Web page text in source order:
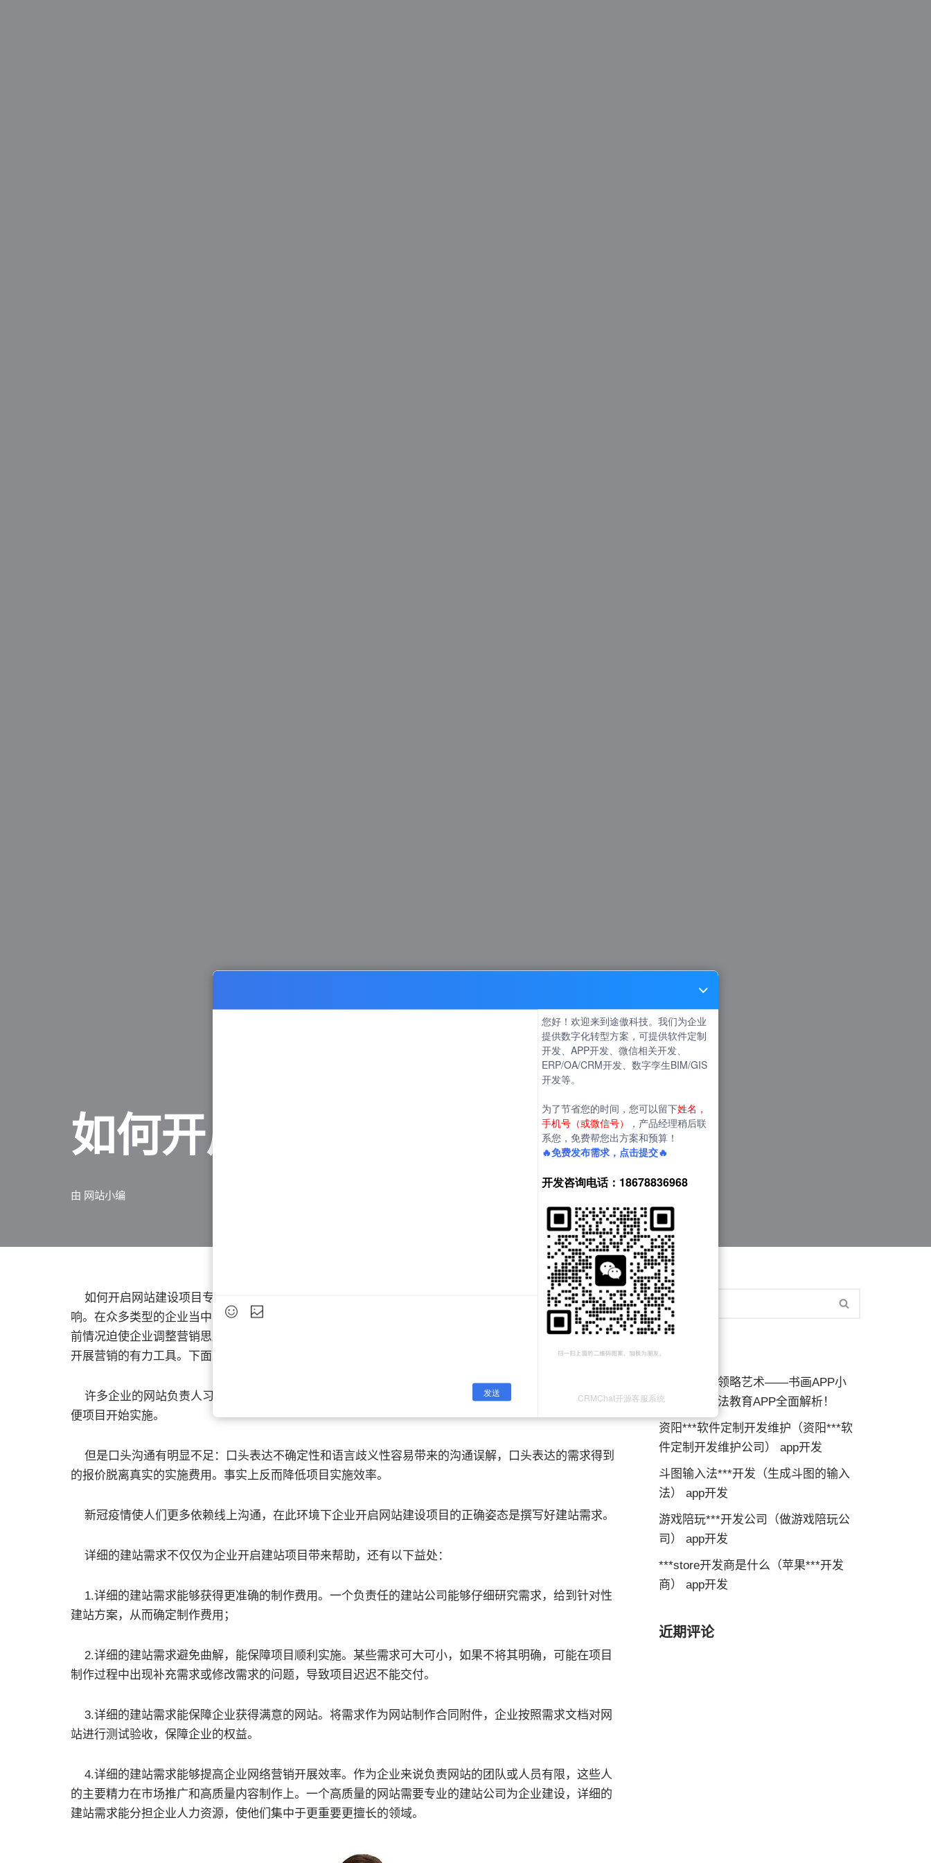
如何开启网站建设项目
由 网站小编
如何开启网站建设项目专业技术团队小编介绍说：新冠疫情无疑对2020年中国企业发展有着很大的影
响。在众多类型的企业当中，以销售人员面销、会销为主要营销方式的ToB企业无疑会最先遭到冲击。当
前情况迫使企业调整营销思路，尽快发展线上精准营销。营销型企业网站是开展数字营销的起点，是企业
开展营销的有力工具。下面来为大家介绍一下：
许多企业的网站负责人习惯了面对面沟通建站项目，认为口头的磋商更能够帮助自己明确建站需求，方
便项目开始实施。
但是口头沟通有明显不足：口头表达不确定性和语言歧义性容易带来的沟通误解，口头表达的需求得到
的报价脱离真实的实施费用。事实上反而降低项目实施效率。
新冠疫情使人们更多依赖线上沟通，在此环境下企业开启网站建设项目的正确姿态是撰写好建站需求。
详细的建站需求不仅仅为企业开启建站项目带来帮助，还有以下益处：
1.详细的建站需求能够获得更准确的制作费用。一个负责任的建站公司能够仔细研究需求，给到针对性
建站方案，从而确定制作费用；
2.详细的建站需求避免曲解，能保障项目顺利实施。某些需求可大可小，如果不将其明确，可能在项目
制作过程中出现补充需求或修改需求的问题，导致项目迟迟不能交付。
3.详细的建站需求能保障企业获得满意的网站。将需求作为网站制作合同附件，企业按照需求文档对网
站进行测试验收，保障企业的权益。
4.详细的建站需求能够提高企业网络营销开展效率。作为企业来说负责网站的团队或人员有限，这些人
的主要精力在市场推广和高质量内容制作上。一个高质量的网站需要专业的建站公司为企业建设，详细的
建站需求能分担企业人力资源，使他们集中于更重要更擅长的领域。
近期文章
释放创意，领略艺术——书画APP小
程，在线书法教育APP全面解析！
资阳***软件定制开发维护（资阳***软
件定制开发维护公司） app开发
斗图输入法***开发（生成斗图的输入
法） app开发
游戏陪玩***开发公司（做游戏陪玩公
司） app开发
***store开发商是什么（苹果***开发
商） app开发
近期评论